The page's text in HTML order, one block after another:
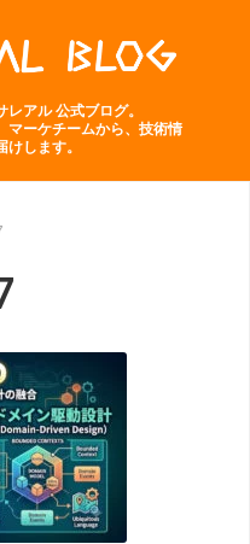
アル 公式ブログ。
マーケチームから、技術情
します。